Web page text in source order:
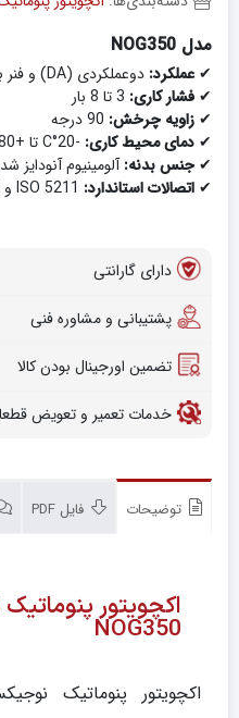
مدل NOG350
✔ عملکرد: دو‌عملکردی (DA) و فنر برگشت‌دار (SR)
✔ فشار کاری:
✔ زاویه چرخش:
✔ دمای محیط کاری: -20°C تا +80°C
✔ جنس بدنه:آلومینیوم آنودایز
✔ اتصالات استاندارد:
دارای گارانتی
پشتیبانی و مشاوره فنی
تضمین اورجینال بودن کالا
خدمات تعمیر و تعویض
توضیحات فایل PDF
اکچویتور
NOG350
اکچویتور پنوماتیک